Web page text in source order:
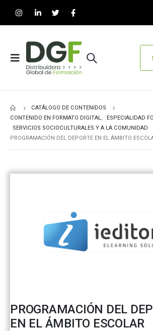
CATÁLOGO DE CONTENIDOS
CONTENIDO EN FORMATO DIGITAL, ESPECIALIDAD
SERVICIOS SOCIOCULTURALES Y A LA COMUNIDAD
PROGRAMACIÓN DEL DEPORTE EN EL ÁMBITO
PROGRAMACIÓN DEL
EN EL ÁMBITO ESCOLAR